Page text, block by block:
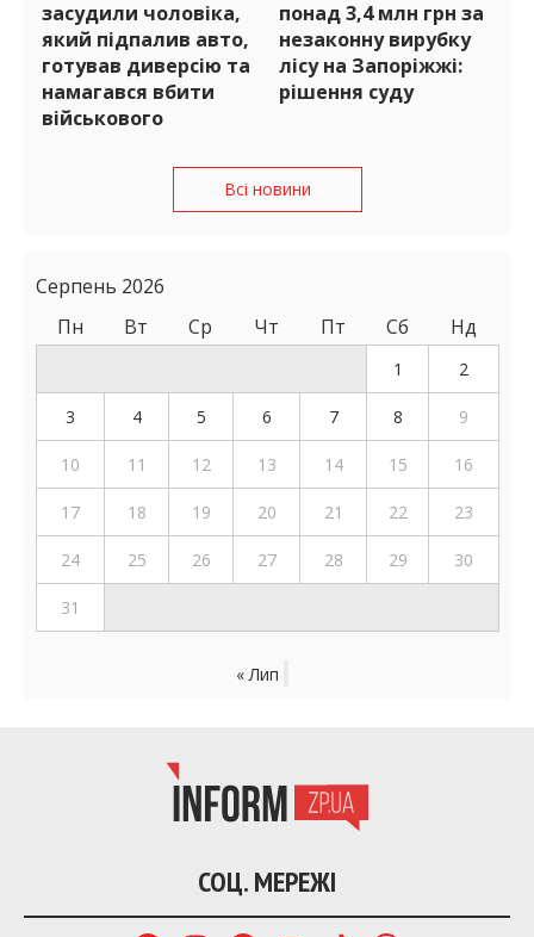
засудили чоловіка,
який підпалив авто,
готував диверсію та
намагався вбити
військового
понад 3,4 млн грн за
незаконну вирубку
лісу на Запоріжжі:
рішення суду
Всі новини
Серпень 2026
Пн
Вт Ср Чт Пт Сб Нд
1 2
3 4 5 6 7 8 9
10 11 12 13 14 15 16
17 18 19 20 21 22 23
24 25 26 27 28 29 30
31
« Лип
СОЦ. МЕРЕЖІ